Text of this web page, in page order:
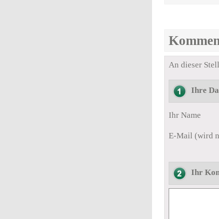
An dieser
Ihre
Ihr Name
E-Mail (wird
Ihr